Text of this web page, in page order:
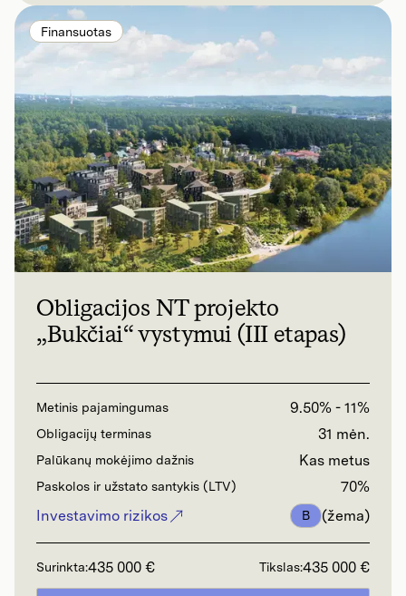
Obligacijos NT projekto
„Bukčiai“ vystymui (III etapas)
Metinis pajamingumas 9.50% - 11%
Obligacijų terminas 31 mėn.
Palūkanų mokėjimo dažnis Kas metus
Paskolos ir užstato santykis (LTV)
70%
Investavimo rizikos
B (žema)
Surinkta:435 000 € Tikslas:435 000 €
Finansuotas